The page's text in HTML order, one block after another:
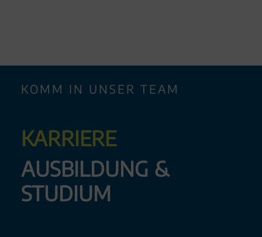
KOMM IN UNSER TEAM
KAR­RI­E­RE
AUS­BIL­DUNG &
STU­DI­UM